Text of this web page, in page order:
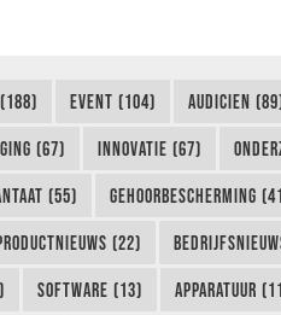
(188) EVENT (104) AUDICIEN
(67) INNOVATIE (67)
(55) GEHOORBESCHERMING
(22)
SOFTWARE (13) APPARATUUR